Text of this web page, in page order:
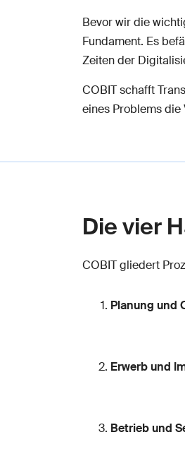
Bevor wir die
Fundament. Es
Zeiten der
COBIT schafft
eines Problems die
Die vier
COBIT gliedert
Planung und
Erwerb und
Betrieb und